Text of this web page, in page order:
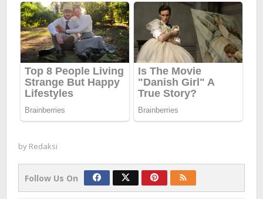
by Redaksi
Follow Us On